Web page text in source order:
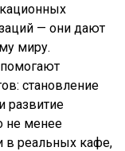
— они дают
миру.
становление
развитие
не менее
в реальных кафе,